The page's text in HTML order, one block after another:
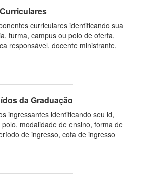
curriculares identificando sua
turma, campus ou polo de oferta,
responsável, docente ministrante,
da Graduação
ingressantes identificando seu id,
modalidade de ensino, forma de
de ingresso, cota de ingresso